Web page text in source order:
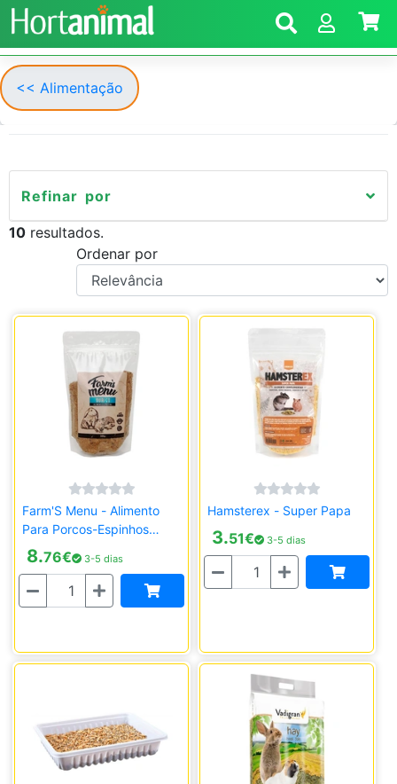
<< Alimentação
Refinar por
10 resultados.
Ordenar por
Farm'S Menu - Alimento
Para Porcos-Espinhos
(Ouriços)
8.76€ 3-5 dias
Quantidade
Hamsterex - Super Papa
3.51€ 3-5 dias
Quantidade